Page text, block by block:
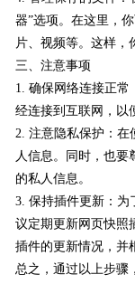
器”选项。在这里，
片、视频等。这样，
三、注意事项
1. 确保网络连接正
经连接到互联网，以
2. 注意隐私保护：在
人信息。同时，也要
的私人信息。
3. 保持插件更新：为
议定期更新网页快照
插件的更新情况，并
总之，通过以上步骤